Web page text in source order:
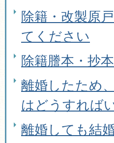
除籍・改製原
てください
除籍謄本・抄
離婚したため
はどうすれば
離婚しても結